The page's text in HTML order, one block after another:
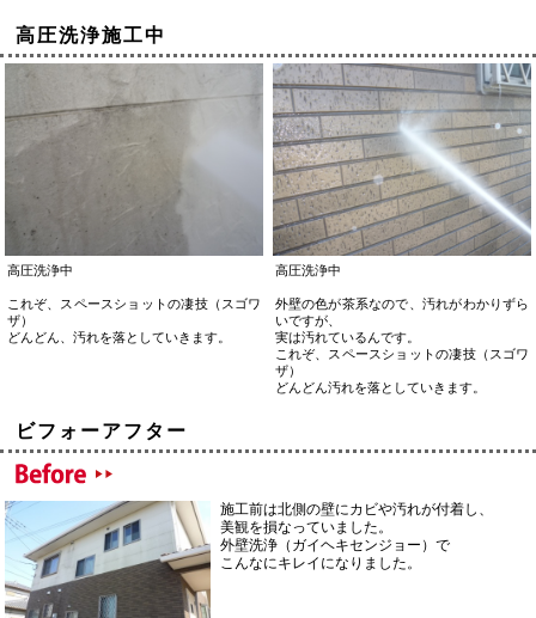
高圧洗浄施工中
高圧洗浄中
これぞ、スペースショットの凄技（スゴワ
ザ）
どんどん、汚れを落としていきます。
高圧洗浄中
外壁の色が茶系なので、汚れがわかりずら
いですが、
実は汚れているんです。
これぞ、スペースショットの凄技（スゴワ
ザ）
どんどん汚れを落としていきます。
ビフォーアフター
施工前は北側の壁にカビや汚れが付着し、
美観を損なっていました。
外壁洗浄（ガイヘキセンジョー）で
こんなにキレイになりました。